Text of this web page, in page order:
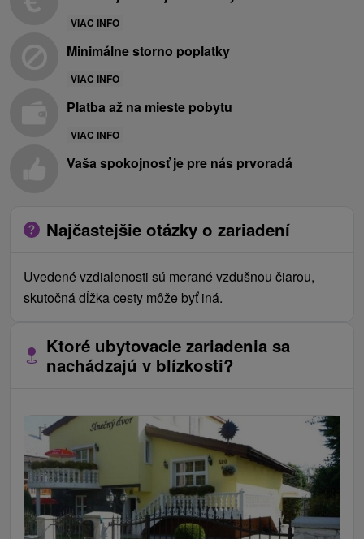
VIAC INFO
Minimálne storno poplatky
VIAC INFO
Platba až na mieste pobytu
VIAC INFO
Vaša spokojnosť je pre nás prvoradá
Najčastejšie otázky o zariadení
Uvedené vzdialenosti sú merané vzdušnou čiarou,
skutočná dĺžka cesty môže byť iná.
Ktoré ubytovacie zariadenia sa
nachádzajú v blízkosti?